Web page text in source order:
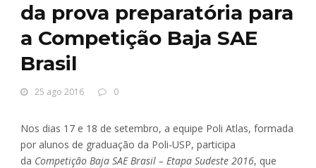
da prova preparatória para
a Competição Baja SAE
Brasil
25 ago 2016 0
Nos dias 17 e 18 de setembro, a equipe Poli Atlas, formada
por alunos de graduação da Poli-USP, participa
da Competição Baja SAE Brasil – Etapa Sudeste 2016, que